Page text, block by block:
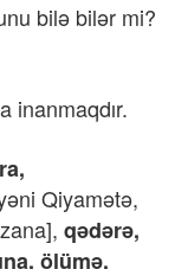
bilə bilər mi?
inanmaqdır.
Qiyamətə,
qədərə,
ölümə,